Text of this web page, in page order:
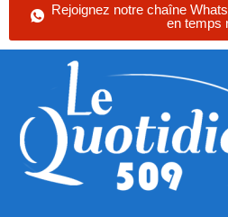
Rejoignez notre chaîne
en temps